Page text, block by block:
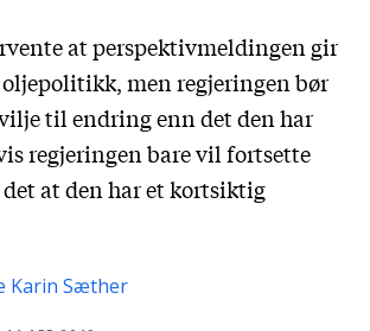
Karin Sæther
at perspektivmeldingen gir
men regjeringen bør
til endring enn det den har
regjeringen bare vil fortsette
at den har et kortsiktig